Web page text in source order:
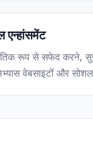
पूरा करता है।
एन्हांसमेंट
रूप से सफेद करने,
वेबसाइटों और सोशल